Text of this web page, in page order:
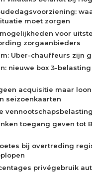
moet zorgen
voor
zorgaanbieders
Uber-chauffeurs zijn
nieuwe box 3-
acquisitie maar
seizoenkaarten
toegang geven tot
bij overtreding
privégebruik